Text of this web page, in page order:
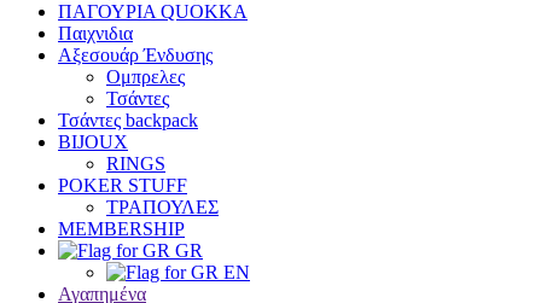
ΠΑΓΟΥΡΙΑ QUOKKA
Παιχνιδια
Αξεσουάρ Ένδυσης
Oμπρελες
Τσάντες
Τσάντες backpack
BIJOUX
RINGS
POKER STUFF
ΤΡΑΠΟΥΛΕΣ
MEMBERSHIP
GR
EN
Αγαπημένα